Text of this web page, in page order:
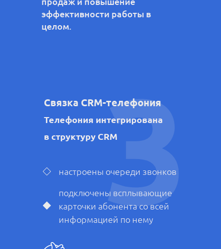
эффективности работы в
целом.
Связка CRM-телефония
3
Телефония интегрирована
в структуру CRM
настроены очереди звонков
подключены всплывающие
карточки абонента со всей
информацией по нему